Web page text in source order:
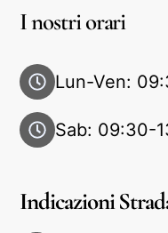
I nostri orari
Lun-Ven:
Sab: 09:30-
Indicazioni